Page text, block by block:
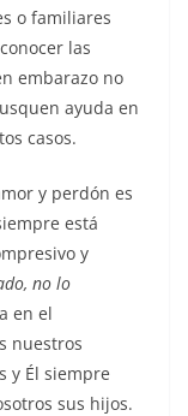
o fa­miliares
las
em­barazo no
ayuda en
casos.
y perdón es
está
y
no lo
en el
nues­tros
y Él siempre
sus hijos.